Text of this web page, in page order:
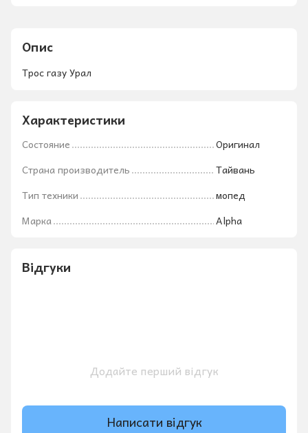
Опис
Трос газу Урал
Характеристики
Состояние
Оригинал
Страна производитель
Тайвань
Тип техники
мопед
Марка
Alpha
Відгуки
Додайте перший відгук
Написати відгук